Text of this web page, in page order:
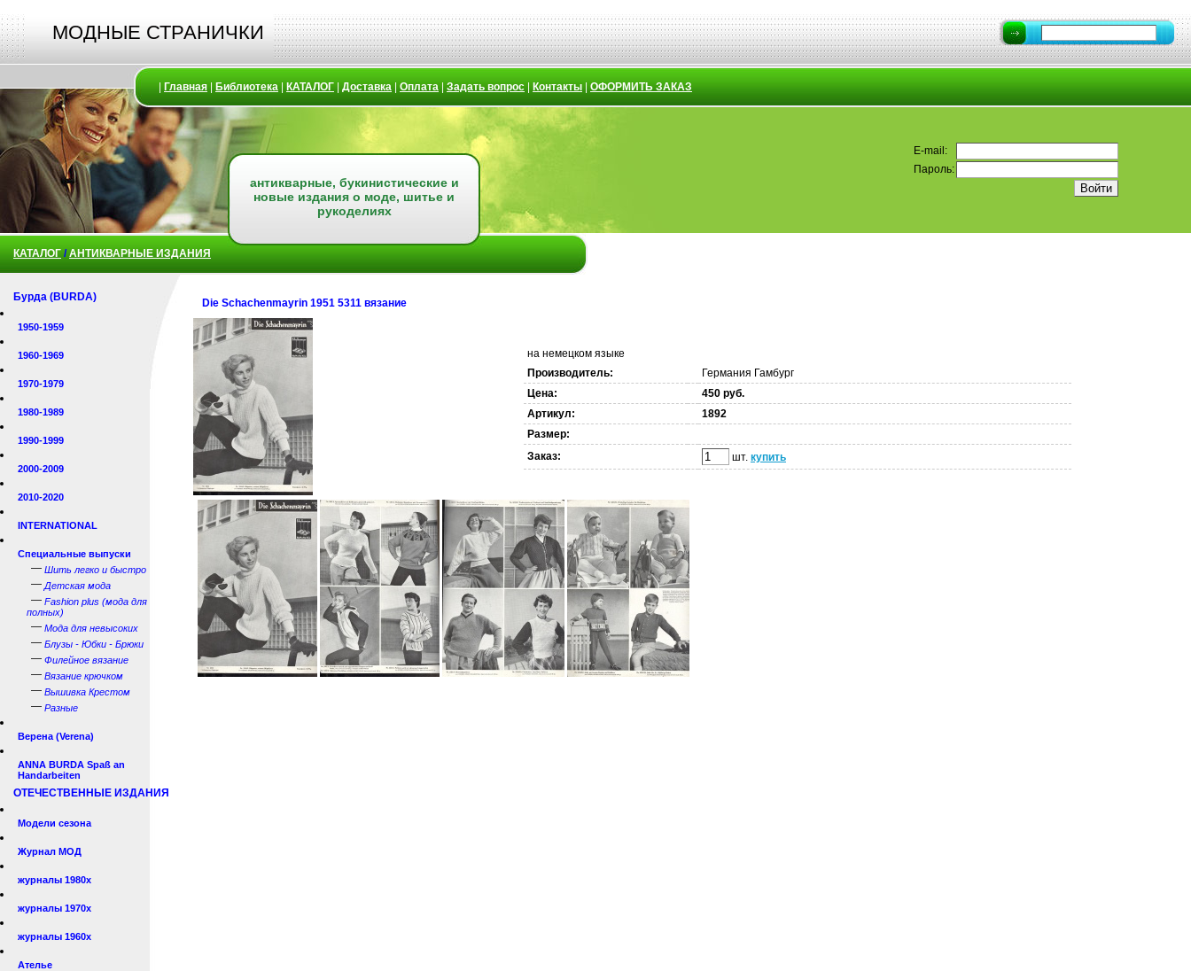
МОДНЫЕ СТРАНИЧКИ
Главная Библиотека КАТАЛОГ Доставка Оплата Задать вопрос Контакты ОФОРМИТЬ ЗАКАЗ
антикварные, букинистические и
новые издания о моде, шитье и
рукоделиях
E-mail:
Пароль:
КАТАЛОГ /АНТИКВАРНЫЕ ИЗДАНИЯ
Бурда (BURDA)
1950-1959
1960-1969
1970-1979
1980-1989
1990-1999
2000-2009
2010-2020
INTERNATIONAL
Специальные выпуски
— Шить легко и быстро
— Детская мода
— Fashion plus (мода для
полных)
— Мода для невысоких
— Блузы - Юбки - Брюки
— Филейное вязание
— Вязание крючком
— Вышивка Крестом
— Разные
Верена (Verena)
ANNA BURDA Spaß an
Handarbeiten
ОТЕЧЕСТВЕННЫЕ ИЗДАНИЯ
Модели сезона
Журнал МОД
журналы 1980х
журналы 1970х
журналы 1960х
Ателье
Die Schachenmayrin 1951 5311 вязание
на немецком языке
Производитель:
Германия Гамбург
Цена:
450 руб.
Артикул:
1892
Размер:
Заказ:
шт. купить